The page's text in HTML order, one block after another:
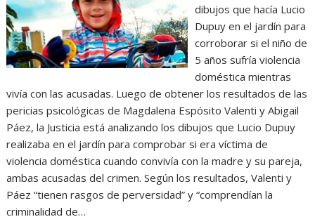
dibujos que hacía Lucio
Dupuy en el jardín para
corroborar si el niño de
5 años sufría violencia
doméstica mientras
vivía con las acusadas. Luego de obtener los resultados de las
pericias psicológicas de Magdalena Espósito Valenti y Abigail
Páez, la Justicia está analizando los dibujos que Lucio Dupuy
realizaba en el jardín para comprobar si era víctima de
violencia doméstica cuando convivía con la madre y su pareja,
ambas acusadas del crimen. Según los resultados, Valenti y
Páez “tienen rasgos de perversidad” y “comprendían la
criminalidad de…